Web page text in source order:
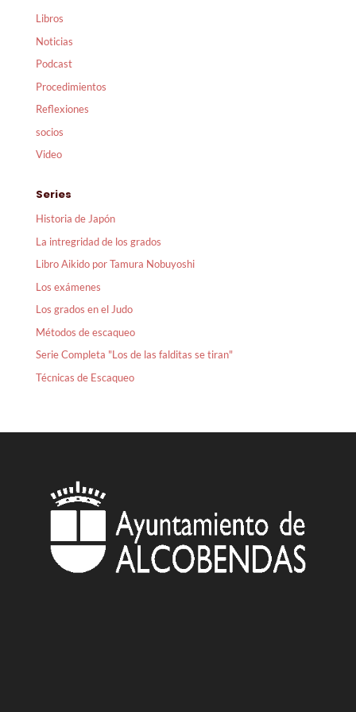
Libros
Noticias
Podcast
Procedimientos
Reflexiones
socios
Video
Series
Historia de Japón
La intregridad de los grados
Libro Aikido por Tamura Nobuyoshi
Los exámenes
Los grados en el Judo
Métodos de escaqueo
Serie Completa "Los de las falditas se tiran"
Técnicas de Escaqueo